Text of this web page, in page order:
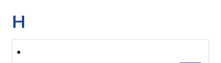
H